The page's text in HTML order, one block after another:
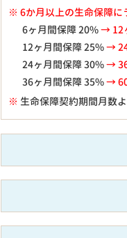
※ 6か月以上の生命保障に
6ヶ月間保障 20%→ 12
12ヶ月間保障 25%→
24ヶ月間保障 30%→
36ヶ月間保障 35%→
※ 生命保障契約期間月数